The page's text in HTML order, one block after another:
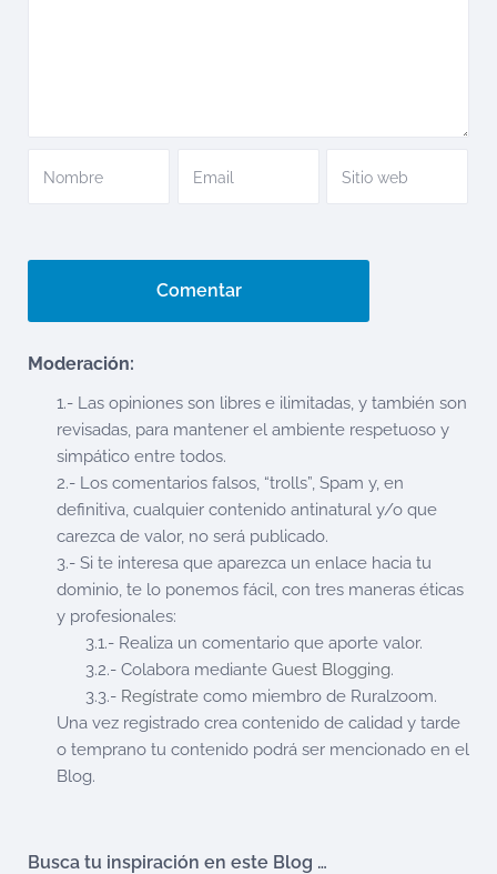
Moderación:
1.- Las opiniones son libres e ilimitadas, y también son
revisadas, para mantener el ambiente respetuoso y
simpático entre todos.
2.- Los comentarios falsos, “trolls”, Spam y, en
definitiva, cualquier contenido antinatural y/o que
carezca de valor, no será publicado.
3.- Si te interesa que aparezca un enlace hacia tu
dominio, te lo ponemos fácil, con tres maneras éticas
y profesionales:
3.1.- Realiza un comentario que aporte valor.
3.2.- Colabora mediante Guest Blogging.
3.3.- Regístrate como miembro de Ruralzoom.
Una vez registrado crea contenido de calidad y tarde
o temprano tu contenido podrá ser mencionado en el
Blog.
Busca tu inspiración en este Blog …